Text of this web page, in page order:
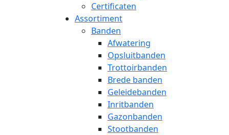
Certificaten
Assortiment
Banden
Afwatering
Opsluitbanden
Trottoirbanden
Brede banden
Geleidebanden
Inritbanden
Gazonbanden
Stootbanden